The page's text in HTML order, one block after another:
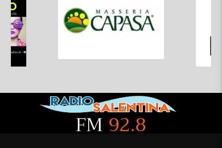
FM 92.8